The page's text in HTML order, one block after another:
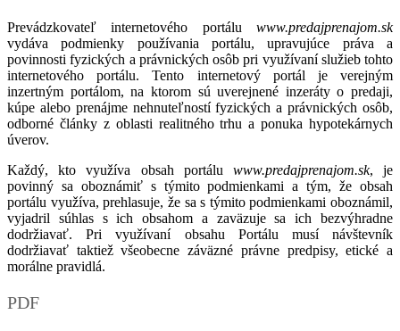
Prevádzkovateľ internetového portálu www.predajprenajom.sk
vydáva podmienky používania portálu, upravujúce práva a
povinnosti fyzických a právnických osôb pri využívaní služieb tohto
internetového portálu. Tento internetový portál je verejným
inzertným portálom, na ktorom sú uverejnené inzeráty o predaji,
kúpe alebo prenájme nehnuteľností fyzických a právnických osôb,
odborné články z oblasti realitného trhu a ponuka hypotekárnych
úverov.
Každý, kto využíva obsah portálu www.predajprenajom.sk, je
povinný sa oboznámiť s týmito podmienkami a tým, že obsah
portálu využíva, prehlasuje, že sa s týmito podmienkami oboznámil,
vyjadril súhlas s ich obsahom a zaväzuje sa ich bezvýhradne
dodržiavať. Pri využívaní obsahu Portálu musí návštevník
dodržiavať taktiež všeobecne záväzné právne predpisy, etické a
morálne pravidlá.
PDF